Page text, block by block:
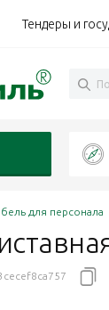
Тендеры и
для персонала